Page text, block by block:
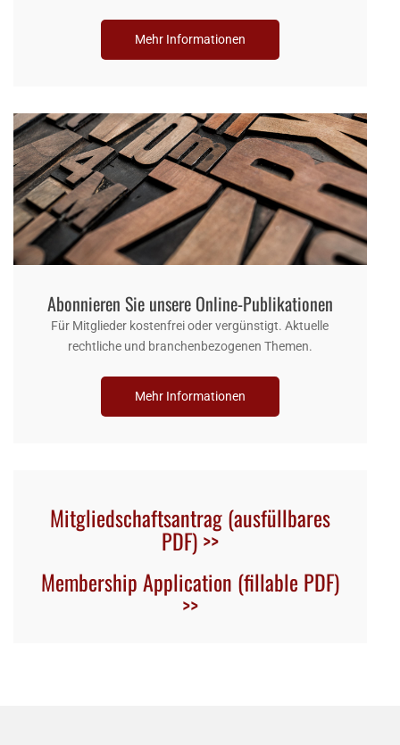
Mehr Informationen
Abonnieren Sie unsere Online-Publikationen
Für Mitglieder kostenfrei oder vergünstigt. Aktuelle
rechtliche und branchenbezogenen Themen.
Mehr Informationen
Mitgliedschaftsantrag (ausfüllbares
PDF) >>
Membership Application (fillable PDF)
>>